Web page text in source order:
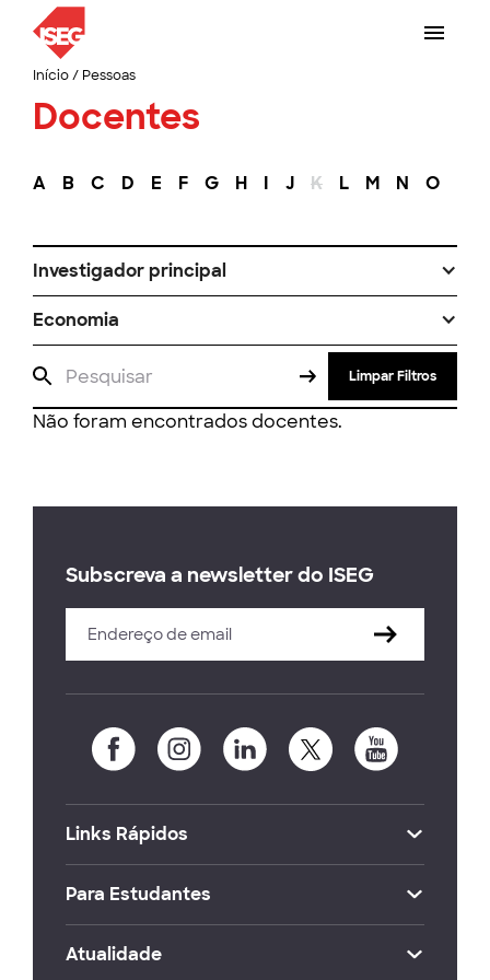
Início/ Pessoas
Docentes
A B C D E F G H I J K L M N O
Investigador principal
Economia
Limpar Filtros
Não foram encontrados docentes.
Subscreva a newsletter do ISEG
Links Rápidos
Para Estudantes
Atualidade